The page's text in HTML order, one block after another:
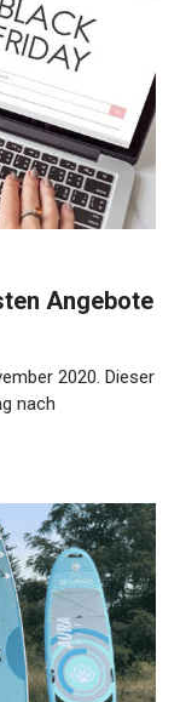
Angebote
2020. Dieser
nach